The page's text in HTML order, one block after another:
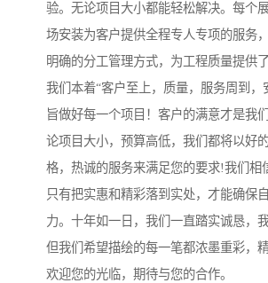
验。无论项目大小都能轻松解决。每个
场安装为客户提供全程专人专项的服务
明确的分工管理方式，为工程质量提供
我们本着“客户至上，质量，服务周到，
旨做好每一个项目！客户的满意才是我
论项目大小，预算高低，我们都将以好
格，热诚的服务来满足您的要求!我们相
只有把实惠和精彩落到实处，才能确保
力。十年如一日，我们一直踏实诚恳，
但我们希望描绘的每一笔都浓墨重彩，
欢迎您的光临，期待与您的合作。